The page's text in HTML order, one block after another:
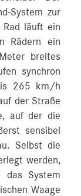
System zur
läuft ein
Rädern ein
breites
synchron
265 km/h
der Straße
auf der die
sensibel
Selbst die
werden,
das System
Waage